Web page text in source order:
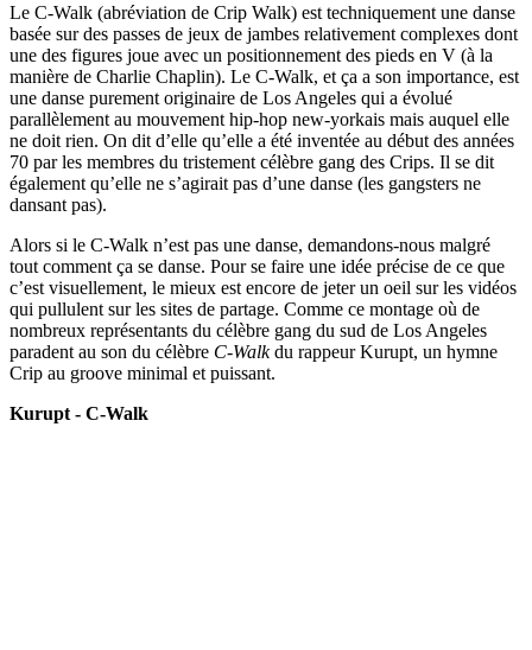
Le C-Walk (abréviation de Crip Walk) est techniquement une danse
basée sur des passes de jeux de jambes relativement complexes dont
une des figures joue avec un positionnement des pieds en V (à la
manière de Charlie Chaplin). Le C-Walk, et ça a son importance, est
une danse purement originaire de Los Angeles qui a évolué
parallèlement au mouvement hip-hop new-yorkais mais auquel elle
ne doit rien. On dit d’elle qu’elle a été inventée au début des années
70 par les membres du tristement célèbre gang des Crips. Il se dit
également qu’elle ne s’agirait pas d’une danse (les gangsters ne
dansant pas).
Alors si le C-Walk n’est pas une danse, demandons-nous malgré
tout comment ça se danse. Pour se faire une idée précise de ce que
c’est visuellement, le mieux est encore de jeter un oeil sur les vidéos
qui pullulent sur les sites de partage. Comme ce montage où de
nombreux représentants du célèbre gang du sud de Los Angeles
paradent au son du célèbre C-Walkdu rappeur Kurupt, un hymne
Crip au groove minimal et puissant.
Kurupt - C-Walk